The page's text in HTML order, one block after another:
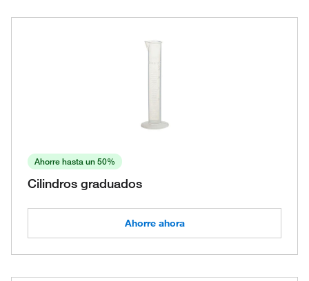
Ahorre hasta un 50%
Cilindros graduados
Ahorre ahora